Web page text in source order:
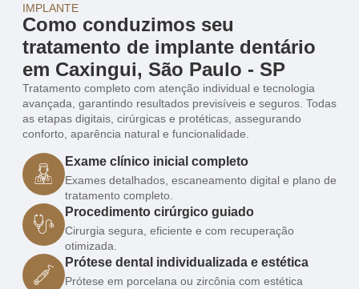
IMPLANTE
Como conduzimos seu
tratamento de implante dentário
em Caxingui, São Paulo - SP
Tratamento completo com atenção individual e tecnologia
avançada, garantindo resultados previsíveis e seguros. Todas
as etapas digitais, cirúrgicas e protéticas, assegurando
conforto, aparência natural e funcionalidade.
Exame clínico inicial completo
Exames detalhados, escaneamento digital e plano de
tratamento completo.
Procedimento cirúrgico guiado
Cirurgia segura, eficiente e com recuperação
otimizada.
Prótese dental individualizada e estética
Prótese em porcelana ou zircônia com estética